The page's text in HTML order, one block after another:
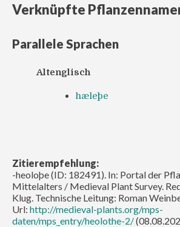
Verknüpfte
Parallele Sprachen
Altenglisch
hæleþe
Zitierempfehlung:
-heoloþe (ID: 182491). In: Portal der
Mittelalters / Medieval Plant Survey.
Klug. Technische Leitung: Roman
Url: http://medieval-plants.org/mps-
daten/mps_entry/heolothe-2/